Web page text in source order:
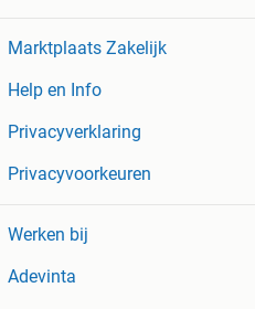
Marktplaats Zakelijk
Help en Info
Privacyverklaring
Privacyvoorkeuren
Werken bij
Adevinta